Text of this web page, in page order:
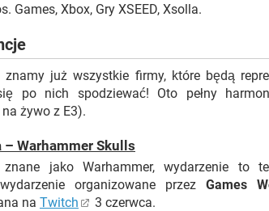
Games, Xbox, Gry XSEED, Xsolla.
znamy już wszystkie firmy, które będą
po nich spodziewać! Oto pełny
żywo z E3).
– Warhammer Skulls
znane jako Warhammer, wydarzenie to
organizowane przez Games
na Twitch 3 czerwca.